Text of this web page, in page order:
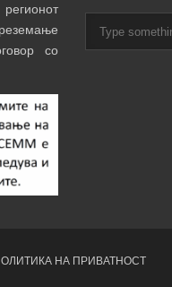
со
НА ПРИВАТНОСТ